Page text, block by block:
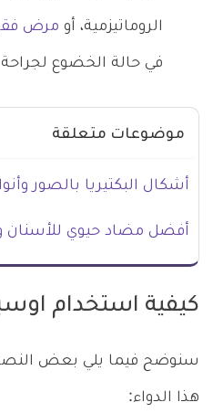
الروماتيزمية، أو مرض فقر
في حالة الخضوع
موضوعات متعلقة
أشكال البكتيريا بالصور
أفضل مضاد حيوي للأسنان
كيفية استخدام
سنوضح فيما يلي بعض
هذا الدواء: